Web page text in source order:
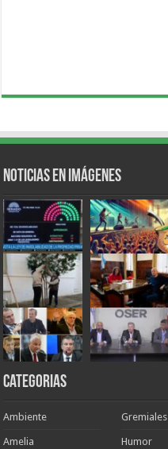
Noticias en Imágenes
Categorias
Ambiente
Amelia
Gremiales
Humor